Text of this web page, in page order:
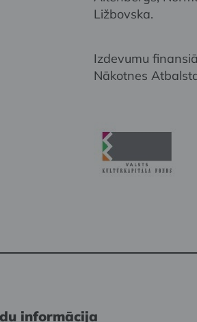
Ližbovska.
Izdevumu
Nākotnes
informācija